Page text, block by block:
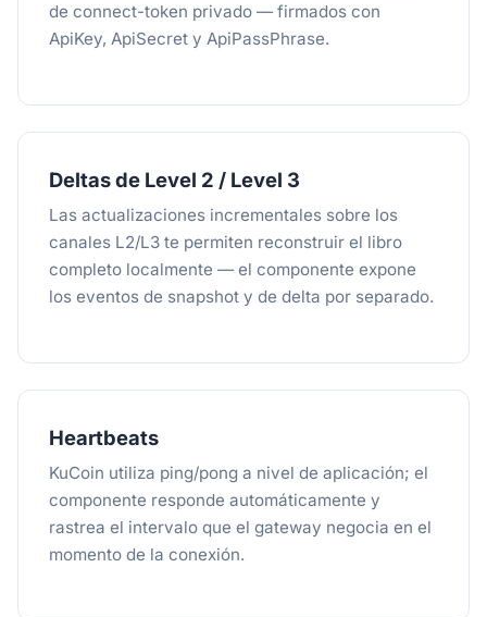
de connect-token privado — firmados con
ApiKey, ApiSecret y ApiPassPhrase.
Deltas de Level 2 / Level 3
Las actualizaciones incrementales sobre los
canales L2/L3 te permiten reconstruir el libro
completo localmente — el componente expone
los eventos de snapshot y de delta por separado.
Heartbeats
KuCoin utiliza ping/pong a nivel de aplicación; el
componente responde automáticamente y
rastrea el intervalo que el gateway negocia en el
momento de la conexión.